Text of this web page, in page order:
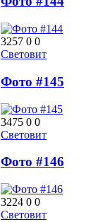
3257 0 0
Световит
Фото #145
3475 0 0
Световит
Фото #146
3224 0 0
Световит